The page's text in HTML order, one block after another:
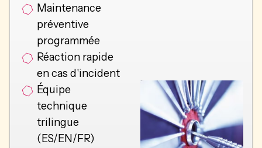
Maintenance
préventive
programmée
Réaction rapide
en cas d'incident
Équipe
technique
trilingue
(ES/EN/FR)